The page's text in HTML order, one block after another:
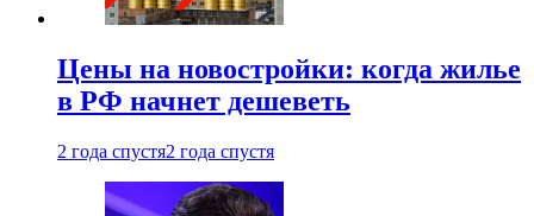
Цены на новостройки: когда жилье
в РФ начнет дешеветь
2 года спустя2 года спустя